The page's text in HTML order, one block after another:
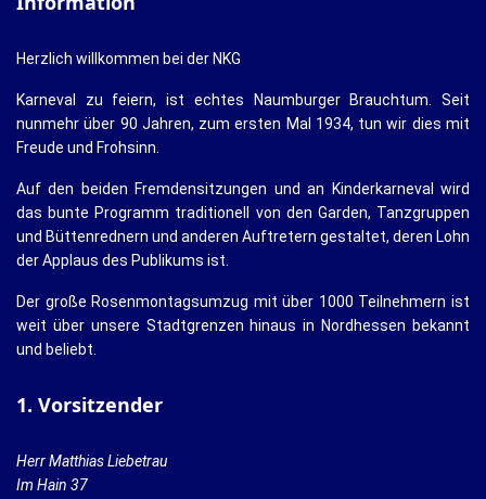
Herzlich willkommen bei der NKG
Karneval zu feiern, ist echtes Naumburger Brauchtum. Seit
nunmehr über 90 Jahren, zum ersten Mal 1934, tun wir dies mit
Freude und Frohsinn.
Auf den beiden Fremdensitzungen und an Kinderkarneval wird
das bunte Programm traditionell von den Garden, Tanzgruppen
und Büttenrednern und anderen Auftretern gestaltet, deren Lohn
der Applaus des Publikums ist.
Der große Rosenmontagsumzug mit über 1000 Teilnehmern ist
weit über unsere Stadtgrenzen hinaus in Nordhessen bekannt
und beliebt.
1. Vorsitzender
Herr Matthias Liebetrau
Im Hain 37